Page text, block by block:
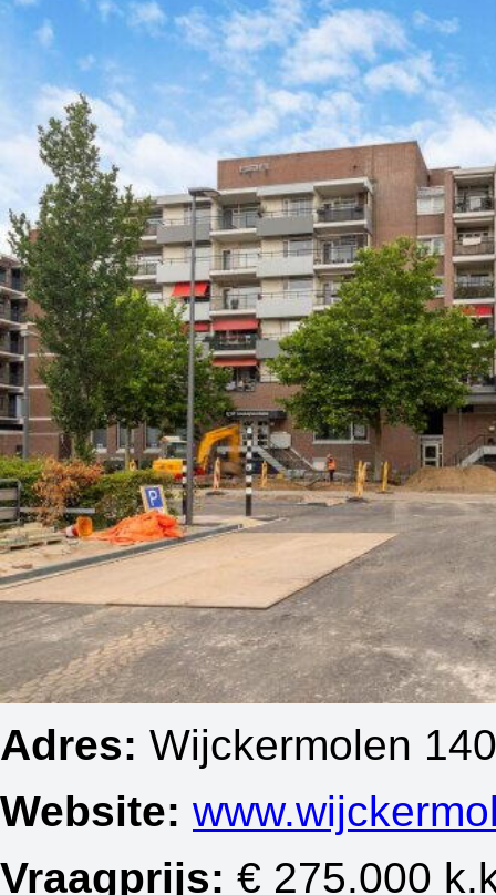
Adres: Wijckermolen
Website:
Vraagprijs: € 275.000